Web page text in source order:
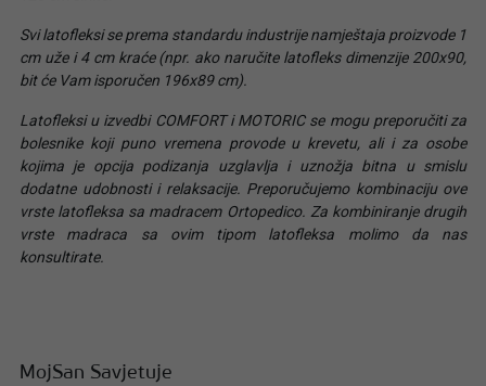
Svi latofleksi se prema standardu industrije namještaja proizvode 1
cm uže i 4 cm kraće (npr. ako naručite latofleks dimenzije 200x90,
bit će Vam isporučen 196x89 cm).
Latofleksi u izvedbi COMFORT i MOTORIC se mogu preporučiti za
bolesnike koji puno vremena provode u krevetu, ali i za osobe
kojima je opcija podizanja uzglavlja i uznožja bitna u smislu
dodatne udobnosti i relaksacije. Preporučujemo kombinaciju ove
vrste latofleksa sa madracem Ortopedico. Za kombiniranje drugih
vrste madraca sa ovim tipom latofleksa molimo da nas
konsultirate.
MojSan Savjetuje